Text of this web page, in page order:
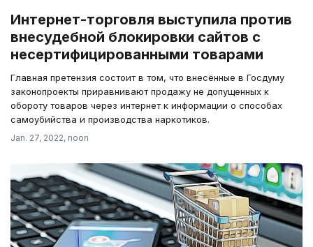
Интернет-торговля выступила против
внесудебной блокировки сайтов с
несертифицированными товарами
Главная претензия состоит в том, что внесённые в Госдуму
законопроекты приравнивают продажу не допущенных к
обороту товаров через интернет к информации о способах
самоубийства и производства наркотиков.
Jan. 27, 2022, noon